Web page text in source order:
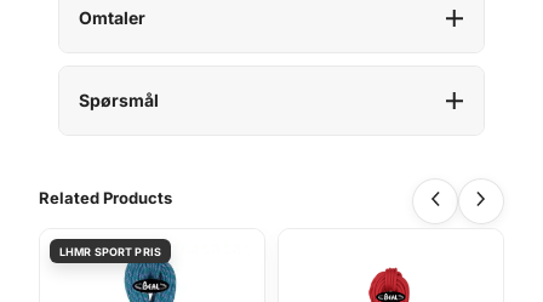
Omtaler
Spørsmål
Related Products